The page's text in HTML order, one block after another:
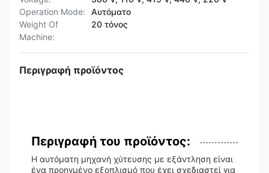
Operation Mode:
Αυτόματο
Weight Of
Machine:
20 τόνος
Περιγραφή προϊόντος
Περιγραφή του προϊόντος:
Η αυτόματη μηχανή χύτευσης με εξάντληση είναι
ένα προηγμένο εξοπλισμό που έχει σχεδιαστεί για